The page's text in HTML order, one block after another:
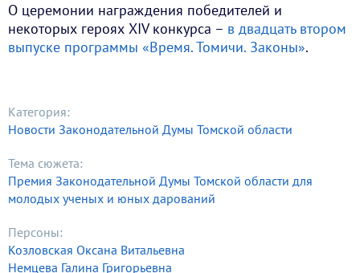
О церемонии награждения победителей и
некоторых героях XIV конкурса – в двадцать втором
выпуске программы «Время. Томичи. Законы».
Категория:
Новости Законодательной Думы Томской области
Тема сюжета:
Премия Законодательной Думы Томской области для
молодых ученых и юных дарований
Персоны:
Козловская Оксана Витальевна
Немцева Галина Григорьевна